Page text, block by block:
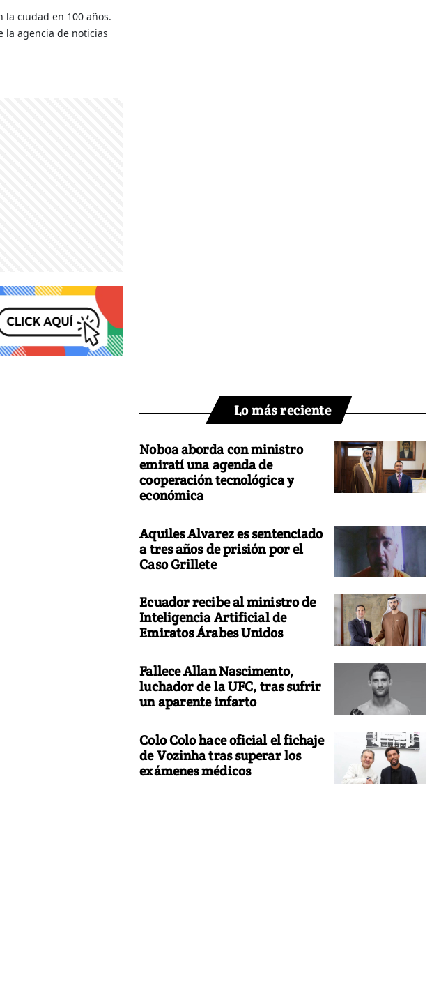
la ciudad en 100 años.
la agencia de noticias
Lo más reciente
Noboa aborda con ministro
emiratí una agenda de
cooperación tecnológica y
económica
Aquiles Alvarez es sentenciado
a tres años de prisión por el
Caso Grillete
Ecuador recibe al ministro de
Inteligencia Artificial de
Emiratos Árabes Unidos
Fallece Allan Nascimento,
luchador de la UFC, tras sufrir
un aparente infarto
Colo Colo hace oficial el fichaje
de Vozinha tras superar los
exámenes médicos